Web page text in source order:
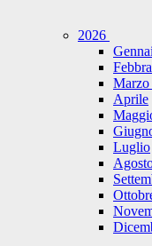
2026
Marzo
Aprile
Luglio